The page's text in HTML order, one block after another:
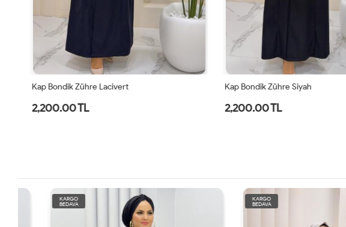
Kap Bondik Zühre Lacivert
2,200.00 TL
Kap Bondik Zühre Siyah
2,200.00 TL